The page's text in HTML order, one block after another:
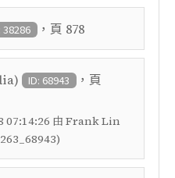
38286 ，頁 878
ID: 68943 ，頁
07:14:26 由 Frank Lin